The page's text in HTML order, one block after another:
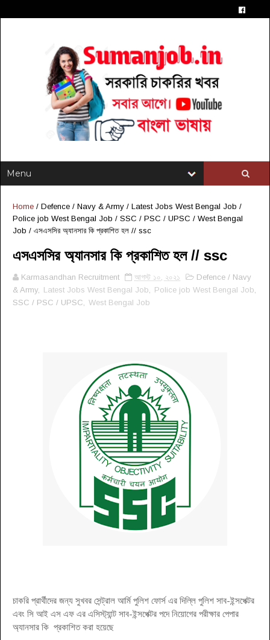
Home / Defence / Navy & Army / Latest Jobs West Bengal Job /
Police job West Bengal Job / SSC / PSC / UPSC / West Bengal
Job / এসএসসির অ্যানসার কি প্রকাশিত হল // ssc
এসএসসির অ্যানসার কি প্রকাশিত হল // ssc
Karmasandhan Recruitment আগস্ট ১০, ২০২১
Defence / Navy
& Army,
Latest Jobs West Bengal Job Police job West Bengal Job
SSC / PSC / UPSC,
West Bengal Job
চাকরি প্রার্থীদের জন্য সুখবর সেন্ট্রাল আর্মি পুলিশ ফোর্স এর দিল্লি পুলিশ সাব-ইন্সপেক্টর
এবং সি আই এস এফ এর এসিস্ট্যান্ট সাব-ইন্সপেক্টর পদে নিয়োগের পরীক্ষার পেপার
অ্যানসার কি প্রকাশিত করা হয়েছে